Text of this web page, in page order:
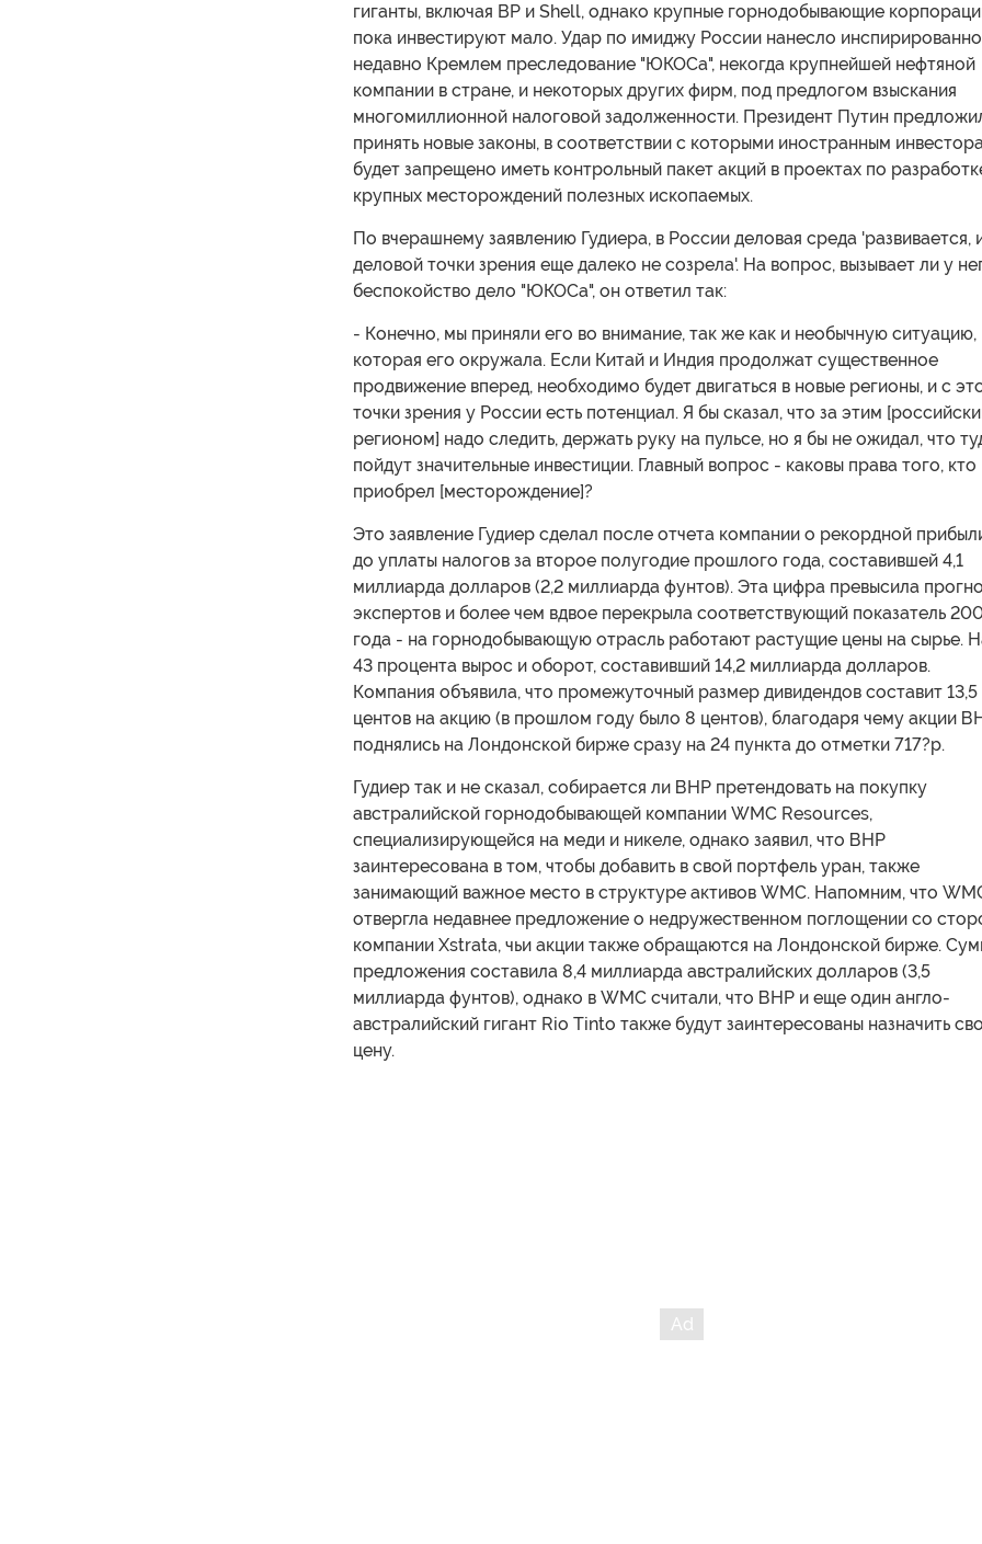
гиганты, включая BP и Shell, однако крупные горнодобывающие
пока инвестируют мало. Удар по имиджу России нанесло
недавно Кремлем преследование "ЮКОСа", некогда крупнейшей нефтяной
компании в стране, и некоторых других фирм, под предлогом взыскания
многомиллионной налоговой задолженности. Президент Путин
принять новые законы, в соответствии с которыми иностранным
будет запрещено иметь контрольный пакет акций в проектах по
крупных месторождений полезных ископаемых.
По вчерашнему заявлению Гудиера, в России деловая среда 'развивается,
деловой точки зрения еще далеко не созрела'. На вопрос, вызывает ли у
беспокойство дело "ЮКОСа", он ответил так:
- Конечно, мы приняли его во внимание, так же как и необычную ситуацию,
которая его окружала. Если Китай и Индия продолжат существенное
продвижение вперед, необходимо будет двигаться в новые регионы, и с
точки зрения у России есть потенциал. Я бы сказал, что за этим
регионом] надо следить, держать руку на пульсе, но я бы не ожидал, что
пойдут значительные инвестиции. Главный вопрос - каковы права того, кто
приобрел [месторождение]?
Это заявление Гудиер сделал после отчета компании о рекордной
до уплаты налогов за второе полугодие прошлого года, составившей 4,1
миллиарда долларов (2,2 миллиарда фунтов). Эта цифра превысила
экспертов и более чем вдвое перекрыла соответствующий показатель
года - на горнодобывающую отрасль работают растущие цены на сырье.
43 процента вырос и оборот, составивший 14,2 миллиарда долларов.
Компания объявила, что промежуточный размер дивидендов составит 13,5
центов на акцию (в прошлом году было 8 центов), благодаря чему акции
поднялись на Лондонской бирже сразу на 24 пункта до отметки 717?p.
Гудиер так и не сказал, собирается ли ВНР претендовать на покупку
австралийской горнодобывающей компании WMC Resources,
специализирующейся на меди и никеле, однако заявил, что ВНР
заинтересована в том, чтобы добавить в свой портфель уран, также
занимающий важное место в структуре активов WMC. Напомним, что
отвергла недавнее предложение о недружественном поглощении со
компании Xstrata, чьи акции также обращаются на Лондонской бирже.
предложения составила 8,4 миллиарда австралийских долларов (3,5
миллиарда фунтов), однако в WMC считали, что ВНР и еще один англо-
австралийский гигант Rio Tinto также будут заинтересованы назначить
цену.